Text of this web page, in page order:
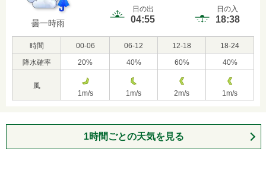
曇一時雨
日の出
04:55
日の入
18:38
時間 00-06 06-12 12-18
18-24
降水確率
20% 40% 60% 40%
風
1m/s 1m/s 2m/s 1m/s
1時間ごとの天気を見る